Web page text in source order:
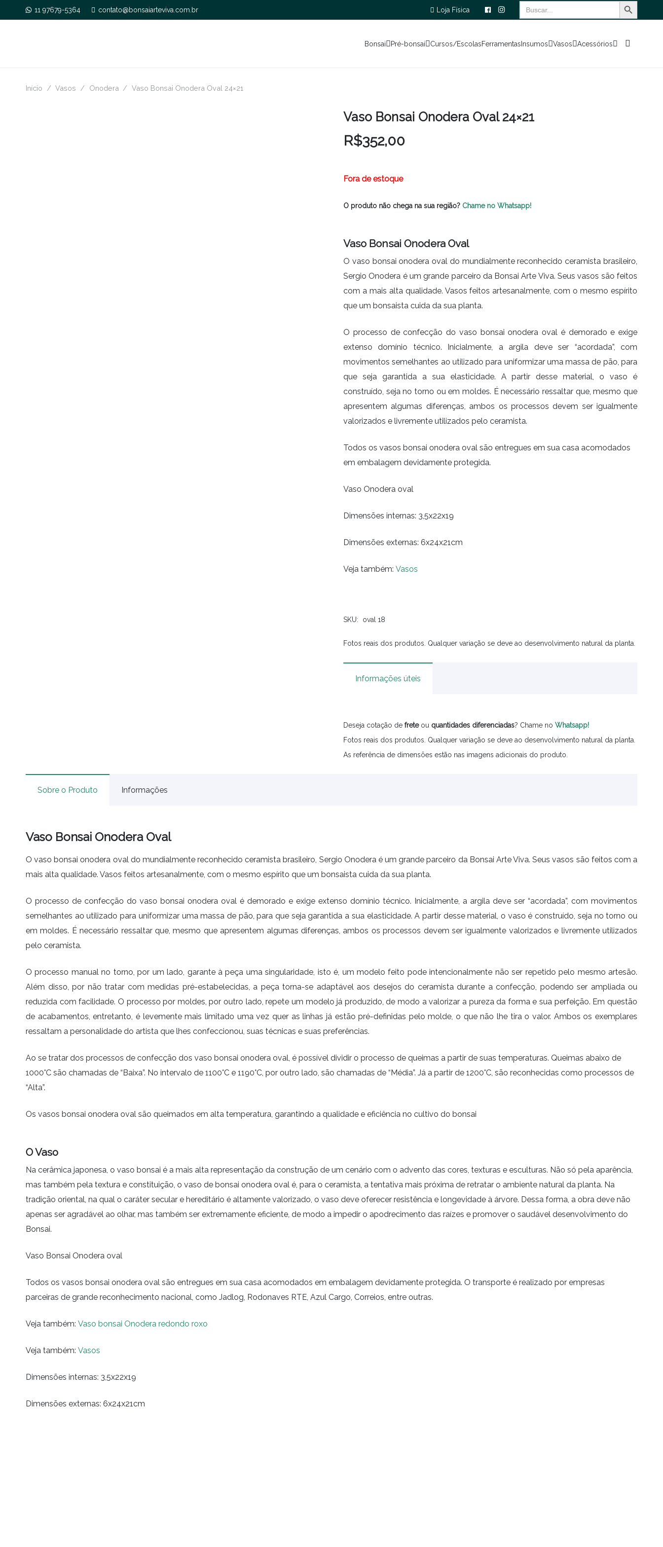
11 97679-5364 contato@bonsaiarteviva.com.br Loja Física
Search
for:
Bonsai Pré-bonsai Cursos/EscolasFerramentasInsumos Vasos Acessórios
Início / Vasos / Onodera / Vaso Bonsai Onodera Oval 24×21
Vaso Bonsai Onodera Oval 24×21
R$352,00
Fora de estoque
O produto não chega na sua região? Chame no Whatsapp!
Vaso Bonsai Onodera Oval
O vaso bonsai onodera oval do mundialmente reconhecido ceramista brasileiro,
Sergio Onodera é um grande parceiro da Bonsai Arte Viva. Seus vasos são feitos
com a mais alta qualidade. Vasos feitos artesanalmente, com o mesmo espírito
que um bonsaista cuida da sua planta.
O processo de confecção do vaso bonsai onodera oval é demorado e exige
extenso domínio técnico. Inicialmente, a argila deve ser “acordada”, com
movimentos semelhantes ao utilizado para uniformizar uma massa de pão, para
que seja garantida a sua elasticidade. A partir desse material, o vaso é
construído, seja no torno ou em moldes. É necessário ressaltar que, mesmo que
apresentem algumas diferenças, ambos os processos devem ser igualmente
valorizados e livremente utilizados pelo ceramista.
Todos os vasos bonsai onodera oval são entregues em sua casa acomodados
em embalagem devidamente protegida.
Vaso Onodera oval
Dimensões internas: 3,5x22x19
Dimensões externas: 6x24x21cm
Veja também: Vasos
SKU: oval 18
Fotos reais dos produtos. Qualquer variação se deve ao desenvolvimento natural da planta.
Informações úteis
Deseja cotação de freteou quantidades diferenciadas? Chame no Whatsapp!
Fotos reais dos produtos. Qualquer variação se deve ao desenvolvimento natural da planta.
As referência de dimensões estão nas imagens adicionais do produto.
Sobre o Produto Informações
Vaso Bonsai Onodera Oval
O vaso bonsai onodera oval do mundialmente reconhecido ceramista brasileiro, Sergio Onodera é um grande parceiro da Bonsai Arte Viva. Seus vasos são feitos com a
mais alta qualidade. Vasos feitos artesanalmente, com o mesmo espírito que um bonsaista cuida da sua planta.
O processo de confecção do vaso bonsai onodera oval é demorado e exige extenso domínio técnico. Inicialmente, a argila deve ser “acordada”, com movimentos
semelhantes ao utilizado para uniformizar uma massa de pão, para que seja garantida a sua elasticidade. A partir desse material, o vaso é construído, seja no torno ou
em moldes. É necessário ressaltar que, mesmo que apresentem algumas diferenças, ambos os processos devem ser igualmente valorizados e livremente utilizados
pelo ceramista.
O processo manual no torno, por um lado, garante à peça uma singularidade, isto é, um modelo feito pode intencionalmente não ser repetido pelo mesmo artesão.
Além disso, por não tratar com medidas pré-estabelecidas, a peça torna-se adaptável aos desejos do ceramista durante a confecção, podendo ser ampliada ou
reduzida com facilidade. O processo por moldes, por outro lado, repete um modelo já produzido, de modo a valorizar a pureza da forma e sua perfeição. Em questão
de acabamentos, entretanto, é levemente mais limitado uma vez quer as linhas já estão pré-definidas pelo molde, o que não lhe tira o valor. Ambos os exemplares
ressaltam a personalidade do artista que lhes confeccionou, suas técnicas e suas preferências.
Ao se tratar dos processos de confecção dos vaso bonsai onodera oval, é possível dividir o processo de queimas a partir de suas temperaturas. Queimas abaixo de
1000°C são chamadas de “Baixa”. No intervalo de 1100°C e 1190°C, por outro lado, são chamadas de “Média”. Já a partir de 1200°C, são reconhecidas como processos de
“Alta”.
Os vasos bonsai onodera oval são queimados em alta temperatura, garantindo a qualidade e eficiência no cultivo do bonsai
O Vaso
Na cerâmica japonesa, o vaso bonsai é a mais alta representação da construção de um cenário com o advento das cores, texturas e esculturas. Não só pela aparência,
mas também pela textura e constituição, o vaso de bonsai onodera oval é, para o ceramista, a tentativa mais próxima de retratar o ambiente natural da planta. Na
tradição oriental, na qual o caráter secular e hereditário é altamente valorizado, o vaso deve oferecer resistência e longevidade à árvore. Dessa forma, a obra deve não
apenas ser agradável ao olhar, mas também ser extremamente eficiente, de modo a impedir o apodrecimento das raízes e promover o saudável desenvolvimento do
Bonsai.
Vaso Bonsai Onodera oval
Todos os vasos bonsai onodera oval são entregues em sua casa acomodados em embalagem devidamente protegida. O transporte é realizado por empresas
parceiras de grande reconhecimento nacional, como Jadlog, Rodonaves RTE, Azul Cargo, Correios, entre outras.
Veja também: Vaso bonsai Onodera redondo roxo
Veja também: Vasos
Dimensões internas: 3,5x22x19
Dimensões externas: 6x24x21cm